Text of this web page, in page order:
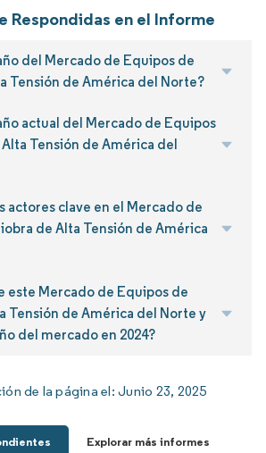
Respondidas en el Informe
del Mercado de Equipos de
Tensión de América del Norte?
actual del Mercado de Equipos
Tensión de América del
actores clave en el Mercado de
de Alta Tensión de América
este Mercado de Equipos de
Tensión de América del Norte y
del mercado en 2024?
de la página el:Junio 23, 2025
Explorar más informes